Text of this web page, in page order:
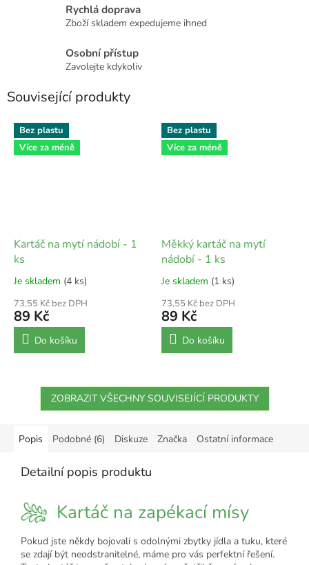
Rychlá doprava
Zboží skladem expedujeme ihned
Osobní přístup
Zavolejte kdykoliv
Související produkty
Bez plastu
Více za méně
Kartáč na mytí nádobí - 1
ks
Je skladem (4 ks)
73,55 Kč bez DPH
89 Kč
Do košíku
Bez plastu
Více za méně
Měkký kartáč na mytí
nádobí - 1 ks
Je skladem (1 ks)
73,55 Kč bez DPH
89 Kč
Do košíku
ZOBRAZIT VŠECHNY SOUVISEJÍCÍ PRODUKTY
Popis Podobné (6) Diskuze Značka Ostatní informace
Detailní popis produktu
Kartáč na zapékací mísy
Pokud jste někdy bojovali s odolnými zbytky jídla a tuku, které
se zdají být neodstranitelné, máme pro vás perfektní řešení.